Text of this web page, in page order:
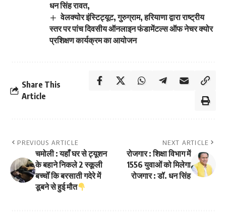
धन सिंह रावत,
वेलक्योर इंस्टिट्यूट, गुरुग्राम, हरियाणा द्वारा राष्ट्रीय
स्तर पर पांच दिवसीय ऑनलाइन फंडामेंटल्स ऑफ नेचर क्योर
प्रशिक्षण कार्यक्रम का आयोजन
Share This
Article
PREVIOUS ARTICLE
चमोली : यहाँ घर से ट्यूशन
के बहाने निकले 2 स्कूली
बच्चोँ कि बरसाती गदेरे में
डूबने से हुई मौत
NEXT ARTICLE
रोजगार : शिक्षा विभाग में
1556 युवाओं को मिलेगा
रोजगार : डॉ. धन सिंह